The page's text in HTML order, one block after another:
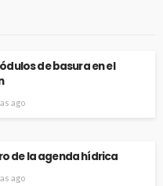
de basura en el
ago
de la agenda hídrica
ago